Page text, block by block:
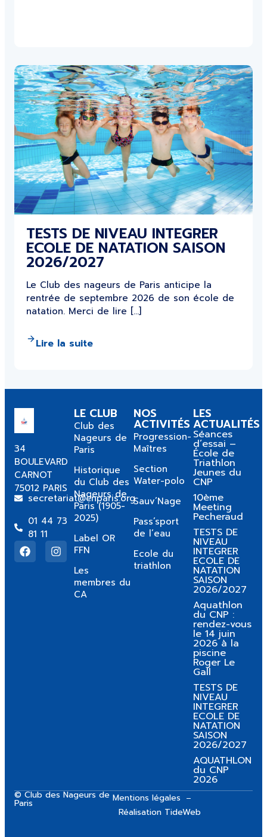
TESTS DE NIVEAU INTEGRER
ECOLE DE NATATION SAISON
2026/2027
Le Club des nageurs de Paris anticipe la
rentrée de septembre 2026 de son école de
natation. Merci de lire […]
Lire la suite
34
BOULEVARD
CARNOT
75012 PARIS
secretariat@cnparis.org
01 44 73
81 11
LE CLUB
Club des
Nageurs de
Paris
Historique
du Club des
Nageurs de
Paris (1905-
2025)
Label OR
FFN
Les
membres du
CA
NOS
ACTIVITÉS
Progression-
Maîtres
Section
Water-polo
Sauv’Nage
Pass’sport
de l’eau
Ecole du
triathlon
LES
ACTUALITÉS
Séances
d’essai –
École de
Triathlon
Jeunes du
CNP
10ème
Meeting
Pecheraud
TESTS DE
NIVEAU
INTEGRER
ECOLE DE
NATATION
SAISON
2026/2027
Aquathlon
du CNP :
rendez-vous
le 14 juin
2026 à la
piscine
Roger Le
Gall
TESTS DE
NIVEAU
INTEGRER
ECOLE DE
NATATION
SAISON
2026/2027
AQUATHLON
du CNP
2026
© Club des Nageurs de
Paris
Mentions légales
Réalisation TideWeb